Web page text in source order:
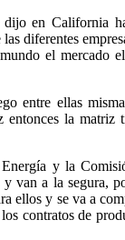
en California
diferentes
el mercado
entre ellas
entonces la
y la
van a la segura,
ellos y se va a
contratos de